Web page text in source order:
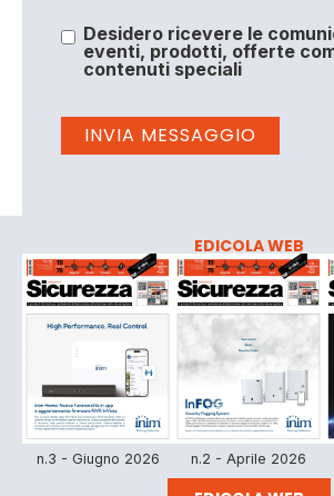
Desidero ricevere le
eventi, prodotti, offerte
contenuti speciali
EDICOLA WEB
n.3 - Giugno 2026 n.2 - Aprile 2026